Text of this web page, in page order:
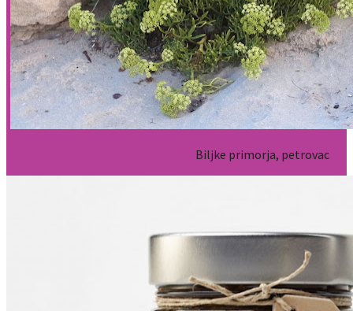
Biljke primorja, petrovac